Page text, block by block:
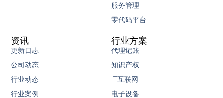
服务管理
零代码平台
行业方案
代理记账
知识产权
IT互联网
电子设备
资讯
更新日志
公司动态
行业动态
行业案例